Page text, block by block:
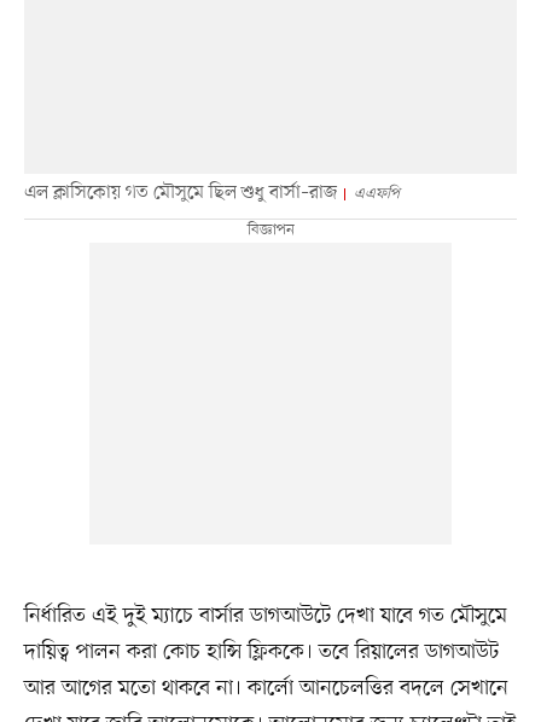
এল ক্লাসিকোয় গত মৌসুমে ছিল শুধু বার্সা–রাজ এএফপি
নির্ধারিত এই দুই ম্যাচে বার্সার ডাগআউটে দেখা যাবে গত মৌসুমে
দায়িত্ব পালন করা কোচ হান্সি ফ্লিককে। তবে রিয়ালের ডাগআউট
আর আগের মতো থাকবে না। কার্লো আনচেলত্তির বদলে সেখানে